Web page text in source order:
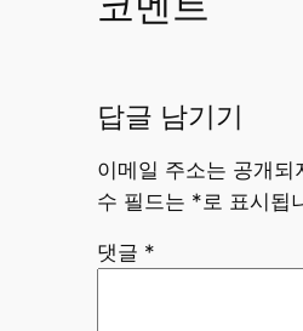
답글 남기기
이메일 주소는 공개되
수 필드는 * 로 표시됩
댓글 *